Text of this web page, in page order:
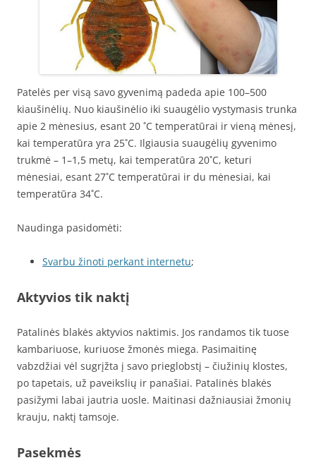
Patelės per visą savo gyvenimą padeda apie 100–500
kiaušinėlių. Nuo kiaušinėlio iki suaugėlio vystymasis trunka
apie 2 mėnesius, esant 20 ˚C temperatūrai ir vieną mėnesį,
kai temperatūra yra 25˚C. Ilgiausia suaugėlių gyvenimo
trukmė – 1–1,5 metų, kai temperatūra 20˚C, keturi
mėnesiai, esant 27˚C temperatūrai ir du mėnesiai, kai
temperatūra 34˚C.
Naudinga pasidomėti:
Svarbu žinoti perkant internetu;
Aktyvios tik naktį
Patalinės blakės aktyvios naktimis. Jos randamos tik tuose
kambariuose, kuriuose žmonės miega. Pasimaitinę
vabzdžiai vėl sugrįžta į savo prieglobstį – čiužinių klostes,
po tapetais, už paveikslių ir panašiai. Patalinės blakės
pasižymi labai jautria uosle. Maitinasi dažniausiai žmonių
krauju, naktį tamsoje.
Pasekmės